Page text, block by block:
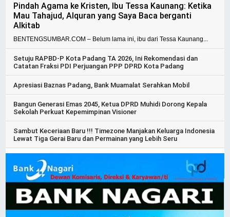
Pindah Agama ke Kristen, Ibu Tessa Kaunang: Ketika
Mau Tahajud, Alquran yang Saya Baca berganti
Alkitab
BENTENGSUMBAR.COM – Belum lama ini, ibu dari Tessa Kaunang...
Setuju RAPBD-P Kota Padang TA 2026, Ini Rekomendasi dan
Catatan Fraksi PDI Perjuangan PPP DPRD Kota Padang
Apresiasi Baznas Padang, Bank Muamalat Serahkan Mobil
Bangun Generasi Emas 2045, Ketua DPRD Muhidi Dorong Kepala
Sekolah Perkuat Kepemimpinan Visioner
Sambut Keceriaan Baru !!! Timezone Manjakan Keluarga Indonesia
Lewat Tiga Gerai Baru dan Permainan yang Lebih Seru